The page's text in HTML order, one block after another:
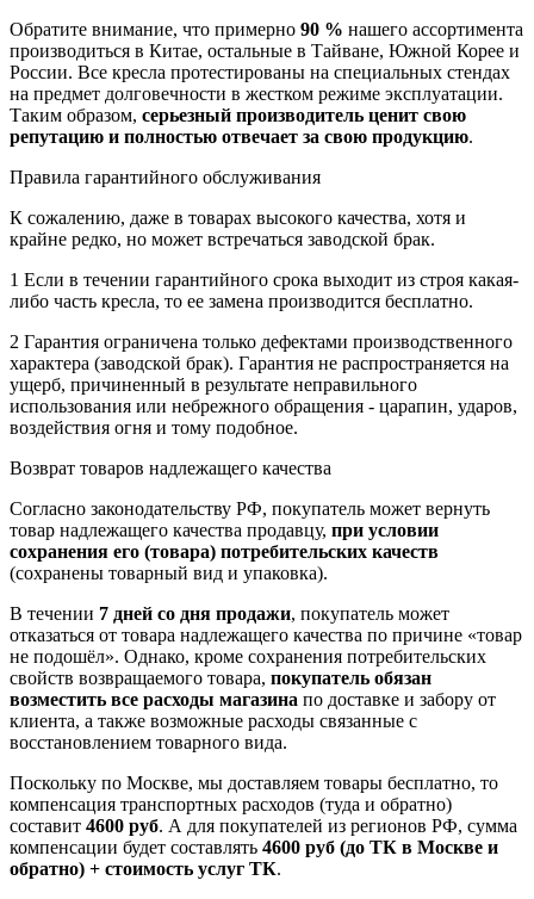
Обратите внимание, что примерно 90 % нашего ассортимента
производиться в Китае, остальные в Тайване, Южной Корее и
России. Все кресла протестированы на специальных стендах
на предмет долговечности в жестком режиме эксплуатации.
Таким образом, серьезный производитель ценит свою
репутацию и полностью отвечает за свою продукцию.
Правила гарантийного обслуживания
К сожалению, даже в товарах высокого качества, хотя и
крайне редко, но может встречаться заводской брак.
1 Если в течении гарантийного срока выходит из строя какая-
либо часть кресла, то ее замена производится бесплатно.
2 Гарантия ограничена только дефектами производственного
характера (заводской брак). Гарантия не распространяется на
ущерб, причиненный в результате неправильного
использования или небрежного обращения - царапин, ударов,
воздействия огня и тому подобное.
Возврат товаров надлежащего качества
Согласно законодательству РФ, покупатель может вернуть
товар надлежащего качества продавцу, при условии
сохранения его (товара) потребительских качеств
(сохранены товарный вид и упаковка).
В течении 7 дней со дня продажи, покупатель может
отказаться от товара надлежащего качества по причине «товар
не подошёл». Однако, кроме сохранения потребительских
свойств возвращаемого товара, покупатель обязан
возместить все расходы магазина по доставке и забору от
клиента, а также возможные расходы связанные с
восстановлением товарного вида.
Поскольку по Москве, мы доставляем товары бесплатно, то
компенсация транспортных расходов (туда и обратно)
составит 4600 руб. А для покупателей из регионов РФ, сумма
компенсации будет составлять 4600 руб (до ТК в Москве и
обратно) + стоимость услуг ТК.